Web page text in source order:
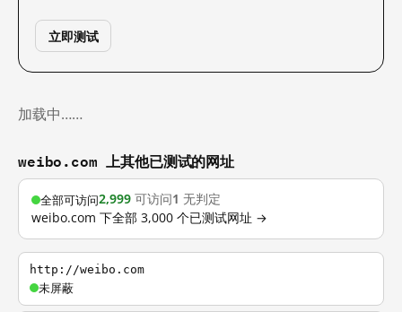
立即测试
加载中……
weibo.com 上其他已测试的网址
全部可访问2,999 可访问1 无判定
weibo.com 下全部 3,000 个已测试网址 →
http://weibo.com
未屏蔽